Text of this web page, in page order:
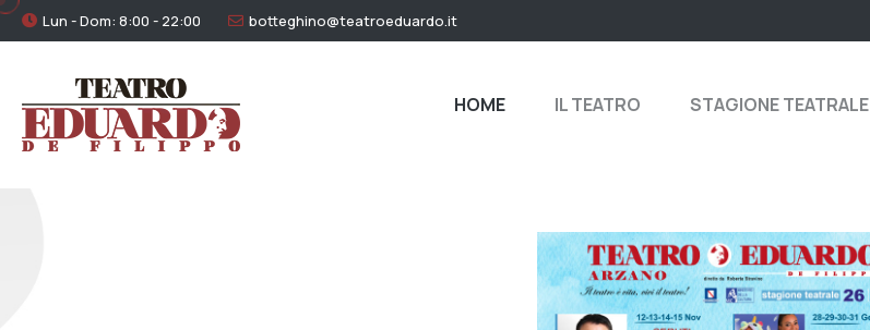
Lun - Dom: 8:00 - 22:00 botteghino@teatroeduardo.it
HOME IL TEATRO STAGIONE TEATRALE